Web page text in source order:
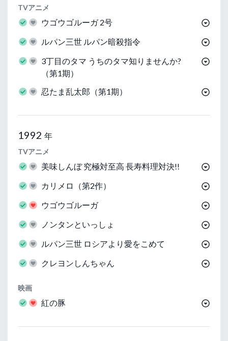
TVアニメ
ウゴウゴルーガ 2号
ルパン三世 ルパン暗殺指令
3丁目のタマ うちのタマ知りませんか?
（第1期）
忍たま乱太郎（第1期）
1992 年
TVアニメ
美味しんぼ 究極対至高 長寿料理対決!!
カリメロ（第2作）
ウゴウゴルーガ
ノンタンといっしょ
ルパン三世 ロシアより愛をこめて
クレヨンしんちゃん
映画
紅の豚